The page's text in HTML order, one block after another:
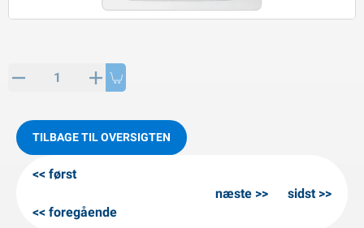
artikler
TILBAGE TIL OVERSIGTEN
først
foregående
næste sidst